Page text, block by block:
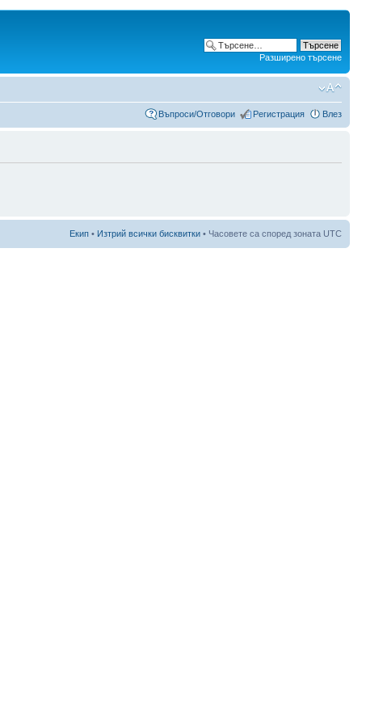
Разширено търсене
Въпроси/Отговори Регистрация Влез
Екип • Изтрий всички бисквитки • Часовете са според зоната UTC